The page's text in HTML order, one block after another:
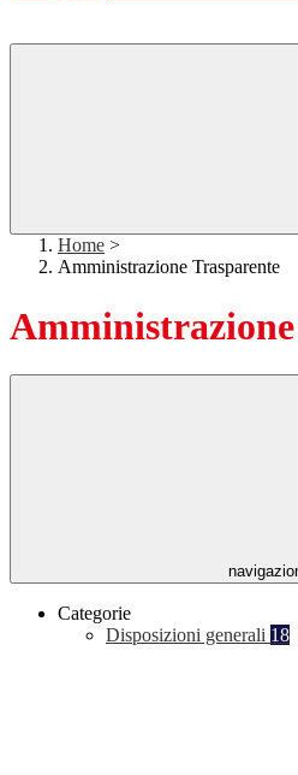
Home >
Amministrazione Trasparente
Categorie
Disposizioni generali 18